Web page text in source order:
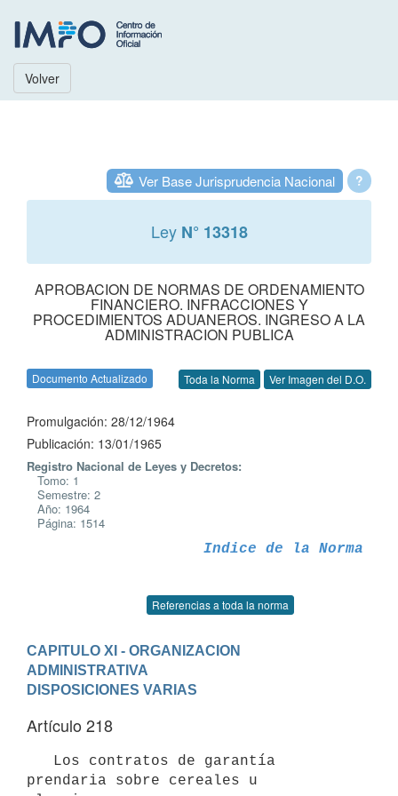
Volver
?
Ver Base Jurisprudencia Nacional
Ley N° 13318
APROBACION DE NORMAS DE ORDENAMIENTO
FINANCIERO. INFRACCIONES Y
PROCEDIMIENTOS ADUANEROS. INGRESO A LA
ADMINISTRACION PUBLICA
Documento Actualizado Toda la Norma Ver Imagen del D.O.
Promulgación: 28/12/1964
Publicación: 13/01/1965
Registro Nacional de Leyes y Decretos:
Tomo: 1
Semestre: 2
Año: 1964
Página: 1514
Indice de la Norma
Referencias a toda la norma
CAPITULO XI - ORGANIZACION
ADMINISTRATIVA
DISPOSICIONES VARIAS
Artículo 218
prendaria sobre cereales u